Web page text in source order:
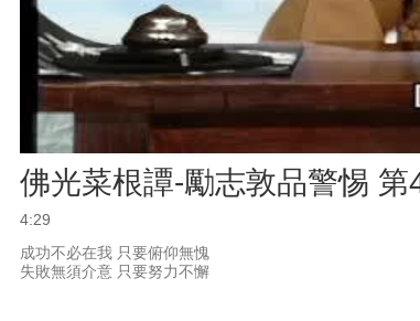
佛光菜根譚-勵志敦品警惕 第
4:29
成功不必在我 只要俯仰無愧
失敗無須介意 只要努力不懈